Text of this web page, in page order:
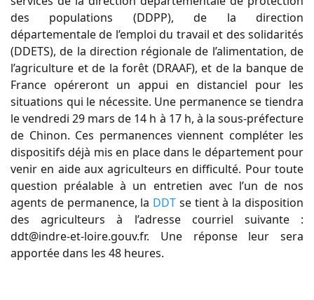
des populations (DDPP), de la direction
départementale de l’emploi du travail et des solidarités
(DDETS), de la direction régionale de l’alimentation, de
l’agriculture et de la forêt (DRAAF), et de la banque de
France opéreront un appui en distanciel pour les
situations qui le nécessite. Une permanence se tiendra
le vendredi 29 mars de 14 h à 17 h, à la sous-préfecture
de Chinon. Ces permanences viennent compléter les
dispositifs déjà mis en place dans le département pour
venir en aide aux agriculteurs en difficulté. Pour toute
question préalable à un entretien avec l’un de nos
agents de permanence, la DDT se tient à la disposition
des agriculteurs à l’adresse courriel suivante :
ddt@indre-et-loire.gouv.fr. Une réponse leur sera
apportée dans les 48 heures.